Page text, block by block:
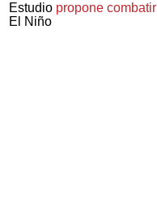
Estudio propone combatir
El Niño